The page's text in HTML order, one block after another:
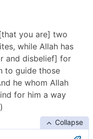
you are] two
while Allah has
and disbelief] for
to guide those
he whom Allah
for him a way
)
Collapse